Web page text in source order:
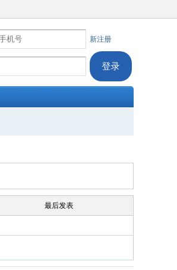
新注册
最后发表